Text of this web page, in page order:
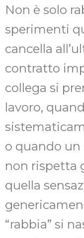
Non è solo
sperimenti
cancella
contratto
collega si
lavoro,
o quando un
non rispetta
quella
“rabbia” si